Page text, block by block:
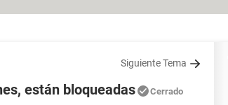
Siguiente Tema
están bloqueadas Cerrado